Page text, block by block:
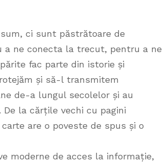
ci sunt păstrătoare de
ne conecta la trecut, pentru a ne
fac parte din istorie și
și să-l transmitem
de-a lungul secolelor și au
la cărțile vechi cu pagini
are o poveste de spus și o
moderne de acces la informație,